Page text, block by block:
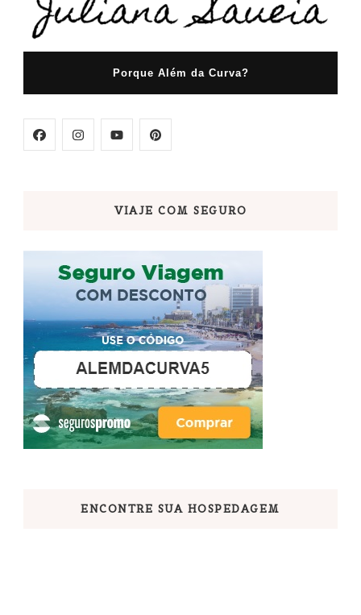
Porque Além da Curva?
VIAJE COM SEGURO
ENCONTRE SUA HOSPEDAGEM